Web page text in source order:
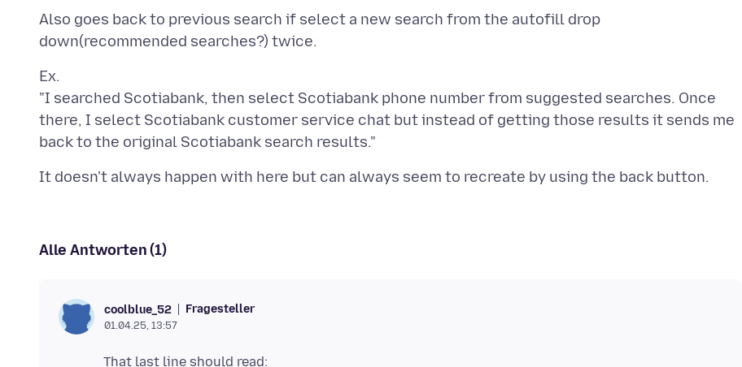
Also goes back to previous search if select a new search from the autofill drop
Ex.
"I searched Scotiabank, then select Scotiabank phone number from suggested searches. Once
there, I select Scotiabank customer service chat but instead of getting those results it sends me
Alle Antworten (1)
coolblue_52 Fragesteller
01.04.25, 13:57